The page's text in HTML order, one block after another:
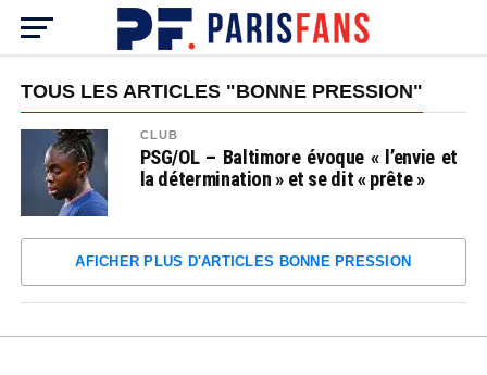
TOUS LES ARTICLES "BONNE PRESSION"
CLUB
PSG/OL – Baltimore évoque « l’envie et
la détermination » et se dit « prête »
AFICHER PLUS D'ARTICLES BONNE PRESSION